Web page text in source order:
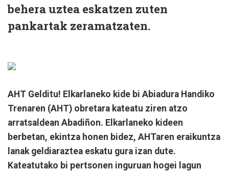
behera uztea eskatzen zuten
pankartak zeramatzaten.
AHT Gelditu! Elkarlaneko kide bi Abiadura Handiko
Trenaren (AHT) obretara kateatu ziren atzo
arratsaldean Abadiñon. Elkarlaneko kideen
berbetan, ekintza honen bidez, AHTaren eraikuntza
lanak geldiaraztea eskatu gura izan dute.
Kateatutako bi pertsonen inguruan hogei lagun